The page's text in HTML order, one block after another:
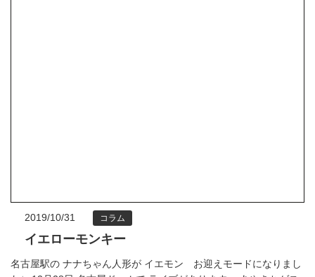
2019/10/31 コラム
イエローモンキー
名古屋駅の ナナちゃん人形が イエモン お迎えモードになりまし